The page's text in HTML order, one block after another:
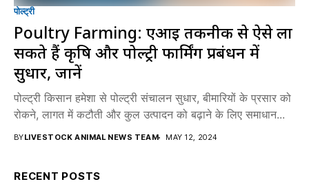
पोल्ट्री
Poultry Farming: एआई तकनीक से ऐसे ला
सकते हैं कृषि और पोल्ट्री फार्मिंग प्रबंधन में
सुधार, जानें
पोल्ट्री किसान हमेशा से पोल्ट्री संचालन सुधार, बीमारियों के प्रसार को
रोकने, लागत में कटौती और कुल उत्पादन को बढ़ाने के लिए समाधान...
BYLIVESTOCK ANIMAL NEWS TEAM MAY 12, 2024
RECENT POSTS